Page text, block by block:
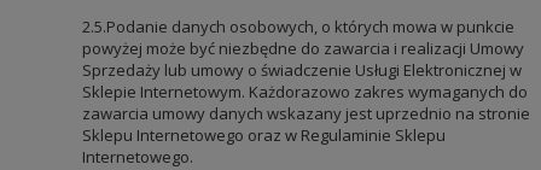
2.5.Podanie danych osobowych, o których mowa w punkcie
powyżej może być niezbędne do zawarcia i realizacji Umowy
Sprzedaży lub umowy o świadczenie Usługi Elektronicznej w
Sklepie Internetowym. Każdorazowo zakres wymaganych do
zawarcia umowy danych wskazany jest uprzednio na stronie
Sklepu Internetowego oraz w Regulaminie Sklepu
Internetowego.